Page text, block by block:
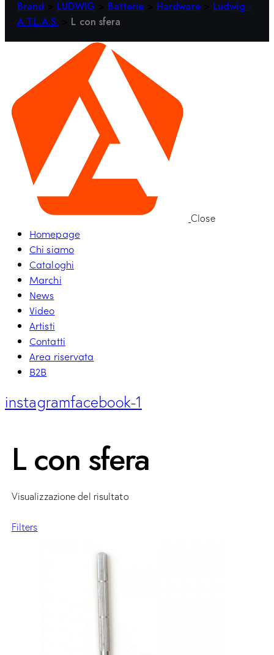
Brand LUDWIG Batterie Hardware
Ludwig -
A.T.L.A.S.
L con sfera
Close
Homepage
Chi siamo
Cataloghi
Marchi
News
Video
Artisti
Contatti
Area riservata
B2B
instagramfacebook-1
L con sfera
Visualizzazione del risultato
Filters